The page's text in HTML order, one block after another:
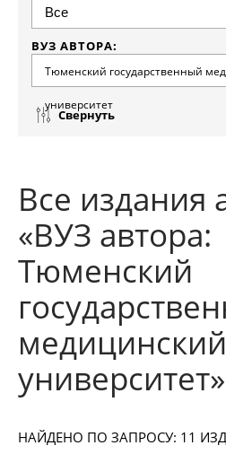
ВУЗ АВТОРА:
Тюменский государственный
университет
Свернуть
Все издания
«ВУЗ автора:
Тюменский
медицинский
университет»
НАЙДЕНО ПО ЗАПРОСУ: 11